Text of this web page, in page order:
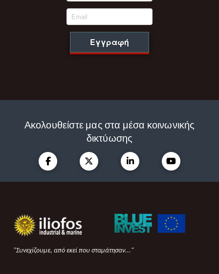
Εγγραφή
Ακολουθείστε μας στα μέσα κοινωνικής
δικτύωσης
"Συνεχίζουμε, από εκεί που σταμάτησαν..."